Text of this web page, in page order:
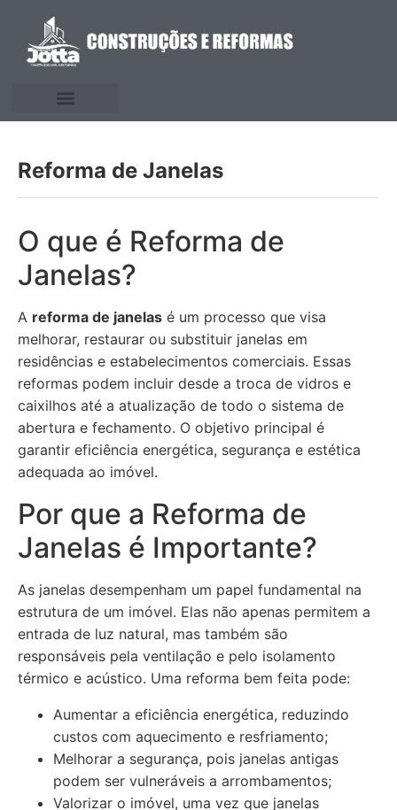
Reforma de Janelas
O que é Reforma de
Janelas?
A reforma de janelas é um processo que visa
melhorar, restaurar ou substituir janelas em
residências e estabelecimentos comerciais. Essas
reformas podem incluir desde a troca de vidros e
caixilhos até a atualização de todo o sistema de
abertura e fechamento. O objetivo principal é
garantir eficiência energética, segurança e estética
adequada ao imóvel.
Por que a Reforma de
Janelas é Importante?
As janelas desempenham um papel fundamental na
estrutura de um imóvel. Elas não apenas permitem a
entrada de luz natural, mas também são
responsáveis pela ventilação e pelo isolamento
térmico e acústico. Uma reforma bem feita pode:
Aumentar a eficiência energética, reduzindo
custos com aquecimento e resfriamento;
Melhorar a segurança, pois janelas antigas
podem ser vulneráveis a arrombamentos;
Valorizar o imóvel, uma vez que janelas